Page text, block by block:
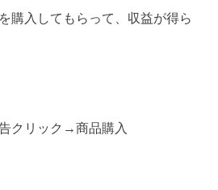
購入してもらって、収益が得ら
クリック→商品購入